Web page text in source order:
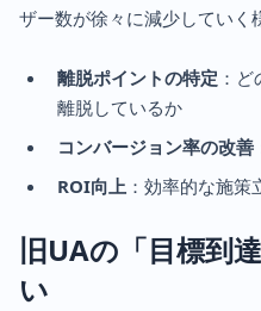
ザー数が徐々に減少していく
離脱ポイントの特定 ：
離脱しているか
コンバージョン率の改善
ROI向上 ：効率的な施策
旧UAの「目標到
い